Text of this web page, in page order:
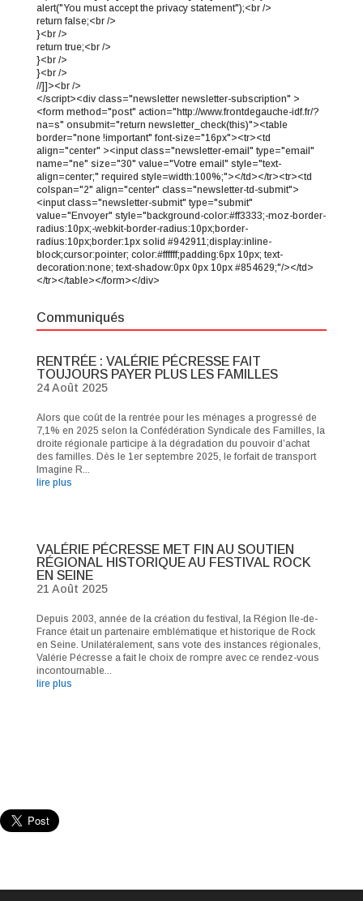
alert("You must accept the privacy statement");<br />
return false;<br />
}<br />
return true;<br />
}<br />
}<br />
//]]><br />
</script><div class="newsletter newsletter-subscription" >
<form method="post" action="http://www.frontdegauche-idf.fr/?
na=s" onsubmit="return newsletter_check(this)"><table
border="none !important" font-size="16px"><tr><td
align="center" ><input class="newsletter-email" type="email"
name="ne" size="30" value="Votre email" style="text-
align=center;" required style=width:100%;"></td></tr><tr><td
colspan="2" align="center" class="newsletter-td-submit">
<input class="newsletter-submit" type="submit"
value="Envoyer" style="background-color:#ff3333;-moz-border-
radius:10px;-webkit-border-radius:10px;border-
radius:10px;border:1px solid #942911;display:inline-
block;cursor:pointer; color:#ffffff;padding:6px 10px; text-
decoration:none; text-shadow:0px 0px 10px #854629;"/></td>
</tr></table></form></div>
Communiqués
RENTRÉE : VALÉRIE PÉCRESSE FAIT
TOUJOURS PAYER PLUS LES FAMILLES
24 Août 2025
Alors que coût de la rentrée pour les ménages a progressé de
7,1% en 2025 selon la Confédération Syndicale des Familles, la
droite régionale participe à la dégradation du pouvoir d’achat
des familles. Dès le 1er septembre 2025, le forfait de transport
Imagine R...
lire plus
VALÉRIE PÉCRESSE MET FIN AU SOUTIEN
RÉGIONAL HISTORIQUE AU FESTIVAL ROCK
EN SEINE
21 Août 2025
Depuis 2003, année de la création du festival, la Région Ile-de-
France était un partenaire emblématique et historique de Rock
en Seine. Unilatéralement, sans vote des instances régionales,
Valérie Pécresse a fait le choix de rompre avec ce rendez-vous
incontournable...
lire plus